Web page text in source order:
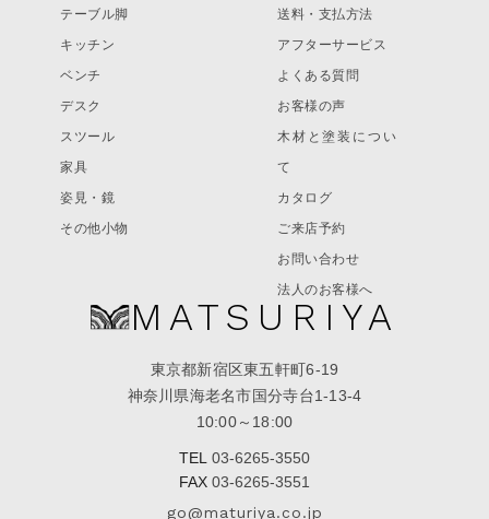
MATSURIYA
東京都新宿区東五軒町6-19
神奈川県海老名市国分寺台1-13-4
10:00～18:00
TEL 03-6265-3550
FAX 03-6265-3551
go@maturiya.co.jp
テーブル脚
キッチン
ベンチ
デスク
スツール
家具
姿見・鏡
その他小物
送料・支払方法
アフターサービス
よくある質問
お客様の声
木材と塗装につい
て
カタログ
ご来店予約
お問い合わせ
法人のお客様へ